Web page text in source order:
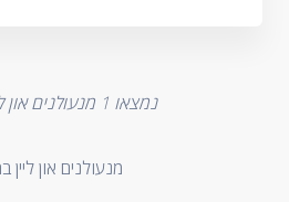
נמצאו 1 מנעולנים און
מנעולנים און ליין